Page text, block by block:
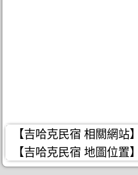
【吉哈克民宿 相關網站】
【吉哈克民宿 地圖位置】